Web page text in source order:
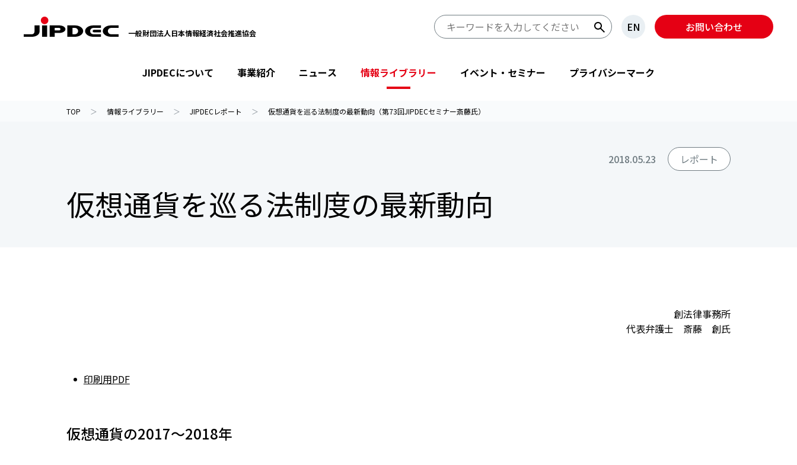
一般財団法人日本情報経済社会推進協会 EN お問い合わせ
JIPDECについて
協会情報
事業紹介
テーマから探す
ニュース
省庁・他団体より
情報ライブラリー
情報マネジメントシステム関連文書
イベント・セミナー
後援・協賛
プライバシーマーク
TOP 情報ライブラリー JIPDECレポート 仮想通貨を巡る法制度の最新動向（第73回JIPDECセミナー斎藤氏）
2018.05.23 レポート
仮想通貨を巡る法制度の最新動向
創法律事務所
代表弁護士 斎藤 創氏
印刷用PDF
仮想通貨の2017～2018年